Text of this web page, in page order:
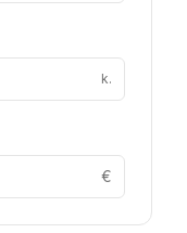
k.
€